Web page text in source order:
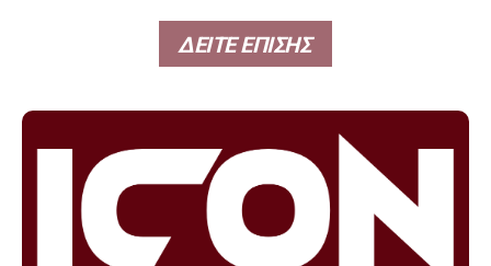
ΔΕΙΤΕ ΕΠΙΣΗΣ